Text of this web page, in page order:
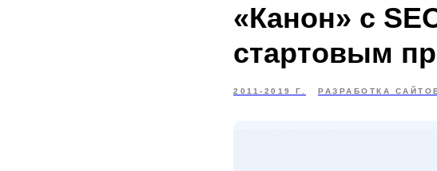
«Канон» с
стартовым
2011-2019 Г. РАЗРАБОТКА